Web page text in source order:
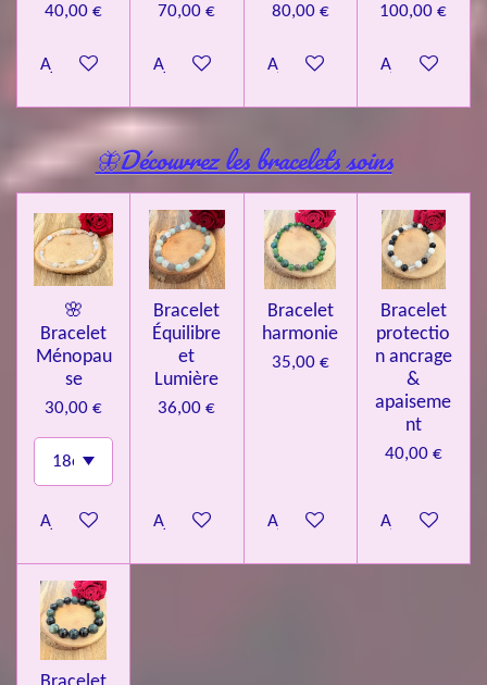
40,00 €
Ajouter au panier
70,00 €
Ajouter au panier
80,00 €
Ajouter au panier
100,00 €
Ajouter au
🦋Découvrez les bracelets soins
🌸
Bracelet
Ménopau
se
30,00 €
Ajouter au panier
Bracelet
Équilibre
et
Lumière
36,00 €
Ajouter au panier
Bracelet
harmonie
35,00 €
Ajouter au panier
Bracelet
protectio
n ancrage
&
apaiseme
nt
40,00 €
Ajouter au